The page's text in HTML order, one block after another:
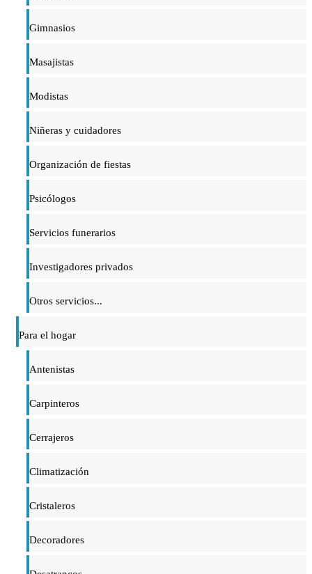
Gimnasios
Masajistas
Modistas
Niñeras y cuidadores
Organización de fiestas
Psicólogos
Servicios funerarios
Investigadores privados
Otros servicios...
Para el hogar
Antenistas
Carpinteros
Cerrajeros
Climatización
Cristaleros
Decoradores